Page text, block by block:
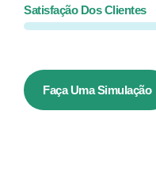
Satisfação Dos Clientes
Faça Uma Simulação